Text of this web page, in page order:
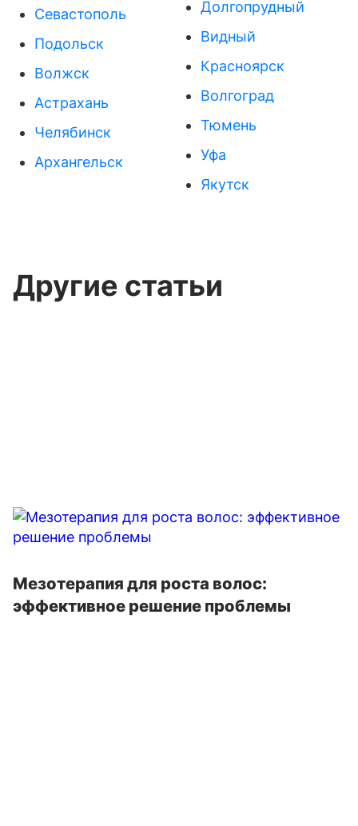
Севастополь
Подольск
Волжск
Астрахань
Челябинск
Архангельск
Долгопрудный
Видный
Красноярск
Волгоград
Тюмень
Уфа
Якутск
Другие статьи
Мезотерапия для роста волос:
эффективное решение проблемы